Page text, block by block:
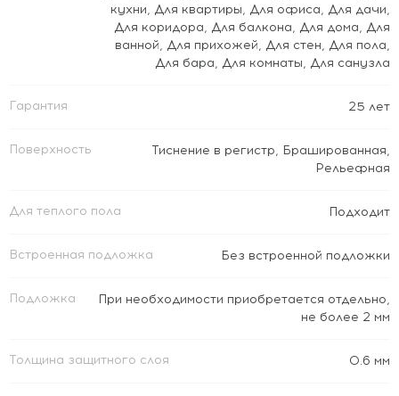
кухни, Для квартиры, Для офиса, Для дачи,
Для коридора, Для балкона, Для дома, Для
ванной, Для прихожей, Для стен, Для пола,
Для бара, Для комнаты, Для санузла
Гарантия 25 лет
Поверхность Тиснение в регистр, Брашированная,
Рельефная
Для теплого пола Подходит
Встроенная подложка Без встроенной подложки
Подложка
При необходимости приобретается отдельно,
не более 2 мм
Толщина защитного слоя 0.6 мм